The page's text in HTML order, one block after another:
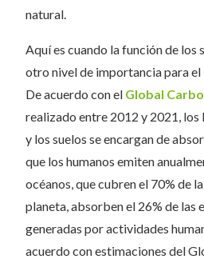
natural.
Aquí es cuando la función de los
otro nivel de importancia para el
De acuerdo con el Global
realizado entre 2012 y 2021, los
y los suelos se encargan de
que los humanos emiten
océanos, que cubren el 70% de
planeta, absorben el 26% de las
generadas por actividades
acuerdo con estimaciones del